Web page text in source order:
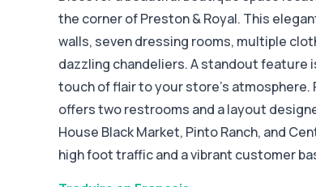
the corner of Preston & Royal. This
walls, seven dressing rooms, multiple
dazzling chandeliers. A standout feature
touch of flair to your store's atmosphere.
offers two restrooms and a layout
House Black Market, Pinto Ranch, and
high foot traffic and a vibrant customer